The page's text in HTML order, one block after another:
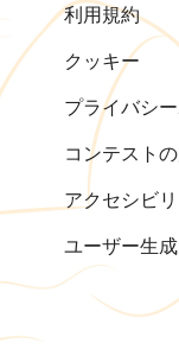
利用規約
クッキー
プライバシ
コンテスト
アクセシビ
ユーザー生